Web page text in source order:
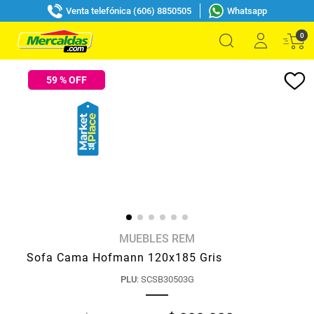
Venta telefónica (606) 8850505 Whatsapp
0
59% OFF
MUEBLES REM
Sofa Cama Hofmann 120x185 Gris
PLU: SCSB30503G